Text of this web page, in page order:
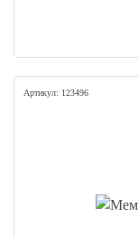
Артикул: 123496